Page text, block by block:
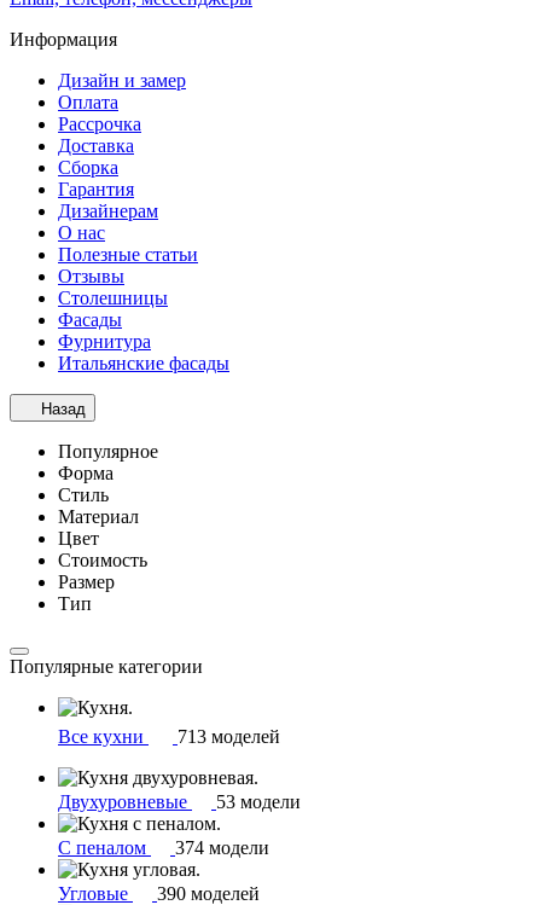
Информация
Дизайн и замер
Оплата
Рассрочка
Доставка
Сборка
Гарантия
Дизайнерам
О нас
Полезные статьи
Отзывы
Столешницы
Фасады
Фурнитура
Итальянские фасады
Назад
Популярное
Форма
Стиль
Материал
Цвет
Стоимость
Размер
Тип
Популярные категории
Все кухни 713 моделей
Двухуровневые 53 модели
С пеналом 374 модели
Угловые 390 моделей